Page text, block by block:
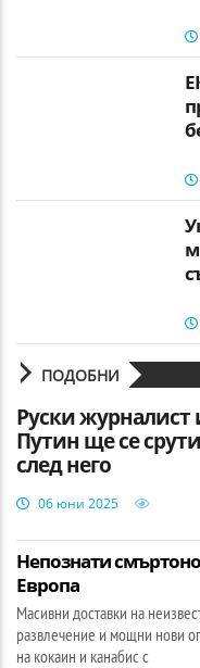
ПОДОБНИ
Руски
Путин ще се
след него
06 юни 2025
Непознати
Европа
Масивни доставки на
развлечение и мощни нови
на кокаин и канабис с